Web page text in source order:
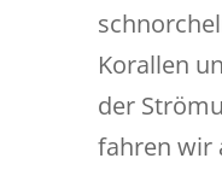
Korallen
der
fahren wir